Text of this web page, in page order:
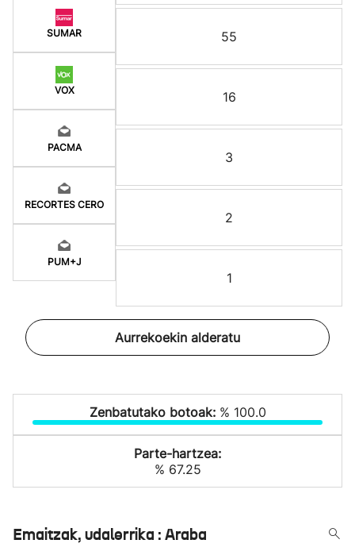
SUMAR
VOX
PACMA
RECORTES CERO
PUM+J
55
16
3
2
1
Aurrekoekin alderatu
Zenbatutako botoak: % 100.0
Parte-hartzea:
% 67.25
Emaitzak, udalerrika : Araba